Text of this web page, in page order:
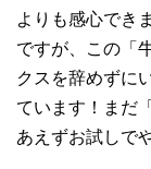
よりも感心でき
ですが、この「
クスを辞めずに
ています！まだ
あえずお試しで